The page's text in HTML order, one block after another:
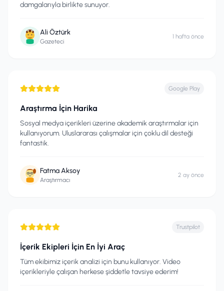
damgalarıyla birlikte sunuyor.
Ali Öztürk
Gazeteci
1 hafta önce
Google Play
Araştırma İçin Harika
Sosyal medya içerikleri üzerine akademik araştırmalar için
kullanıyorum. Uluslararası çalışmalar için çoklu dil desteği
fantastik.
Fatma Aksoy
Araştırmacı
2 ay önce
Trustpilot
İçerik Ekipleri İçin En İyi Araç
Tüm ekibimiz içerik analizi için bunu kullanıyor. Video
içerikleriyle çalışan herkese şiddetle tavsiye ederim!